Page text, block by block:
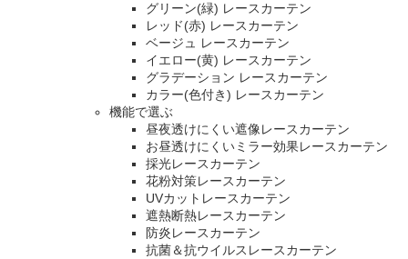
グリーン(緑) レースカーテン
レッド(赤) レースカーテン
ベージュ レースカーテン
イエロー(黄) レースカーテン
グラデーション レースカーテン
カラー(色付き) レースカーテン
機能で選ぶ
昼夜透けにくい遮像レースカーテン
お昼透けにくいミラー効果レースカーテン
採光レースカーテン
花粉対策レースカーテン
UVカットレースカーテン
遮熱断熱レースカーテン
防炎レースカーテン
抗菌＆抗ウイルスレースカーテン